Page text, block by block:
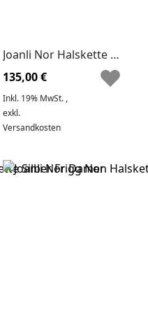
Joanli Nor Halskette Damen FANNYNOR Silber
135,00 €
Inkl. 19% MwSt. ,
exkl.
Versandkosten